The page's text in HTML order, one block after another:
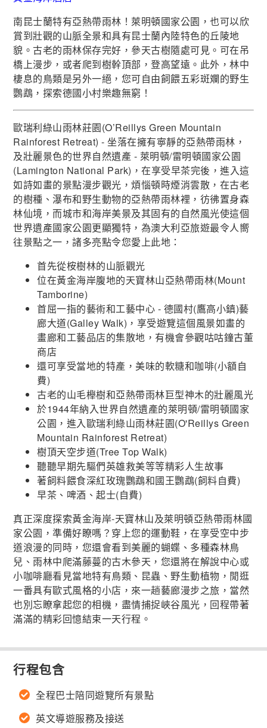
南昆士蘭特有亞熱帶雨林！萊明頓國家公園，也可以欣
賞到壯觀的山脈全景和具有昆士蘭內陸特色的丘陵地
貌。古老的雨林保存完好，參天古樹隨處可見。可在吊
橋上漫步，或者爬到樹幹頂部，登高望遠。此外，林中
棲息的鳥類是另外一絕，您可自由飼餵五彩斑斕的野生
鸚鵡，探索德國小村樂趣無窮！
歐瑞利綠山雨林莊園(O’Reillys Green Mountain
Rainforest Retreat) - 坐落在擁有寧靜的亞熱帶雨林，
及壯麗景色的世界自然遺產 - 萊明頓/雷明頓國家公園
(Lamington National Park)，在享受早茶完後，進入這
如詩如畫的景點漫步觀光，煩惱頓時煙消雲散，在古老
的樹種、瀑布和野生動物的亞熱帶雨林裡，彷彿置身森
林仙境，而城市和海岸美景及其固有的自然風光使這個
世界遺產國家公園更顯獨特，為澳大利亞旅遊最令人嚮
往景點之一，諸多亮點令您愛上此地：
首先從桉樹林的山脈觀光
位在黃金海岸腹地的天寶林山亞熱帶雨林(Mount
Tamborine)
首屈一指的藝術和工藝中心 - 德國村(鷹高小鎮)藝
廊大道(Galley Walk)，享受遊覽這個風景如畫的
畫廊和工藝品店的集散地，有機會參觀咕咕鐘古董
商店
還可享受當地的特產，美味的軟糖和咖啡(小額自
費)
古老的山毛櫸樹和亞熱帶雨林巨型神木的壯麗風光
於1944年納入世界自然遺產的萊明頓/雷明頓國家
公園，進入歐瑞利綠山雨林莊園(O'Reillys Green
Mountain Rainforest Retreat)
樹頂天空步道(Tree Top Walk)
聽聽早期先驅們英雄救美等等精彩人生故事
著飼料餵食深紅玫瑰鸚鵡和國王鸚鵡(飼料自費)
早茶、啤酒、起士(自費)
真正深度探索黃金海岸-天寶林山及萊明頓亞熱帶雨林國
家公園，準備好瞭嗎？穿上您的運動鞋，在享受空中步
道浪漫的同時，您還會看到美麗的蝴蝶、多種森林鳥
兒、雨林中爬滿藤蔓的古木參天，您還將在解說中心或
小咖啡廳看見當地特有鳥類、昆蟲、野生動植物，閒逛
一番具有歐式風格的小店，來一趟藝廊漫步之旅，當然
也別忘瞭拿起您的相機，盡情捕捉峽谷風光，回程帶著
滿滿的精彩回憶結束一天行程。
行程包含
全程巴士陪同遊覽所有景點
英文導遊服務及接送